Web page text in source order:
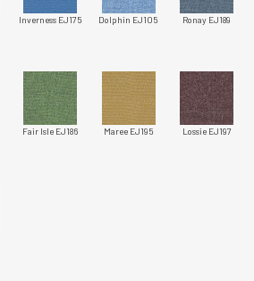
Inverness EJ175 Dolphin EJ105 Ronay EJ189
Fair Isle EJ186 Maree EJ195 Lossie EJ197